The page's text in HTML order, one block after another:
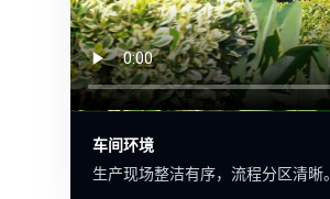
车间环境
生产现场整洁有序，流程分区清晰。